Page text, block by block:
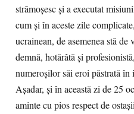
strămoșesc și a executat
cum și în aceste zile
ucrainean, de asemenea stă
demnă, hotărâtă și
numeroșilor săi eroi păstrată în
Așadar, și în această zi de 25
aminte cu pios respect de